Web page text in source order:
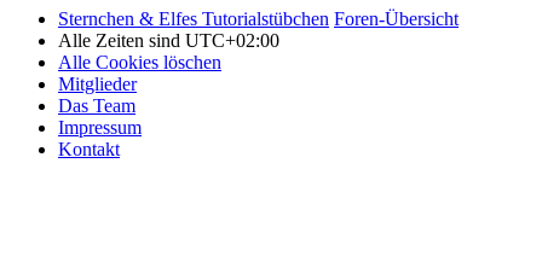
Sternchen & Elfes Tutorialstübchen Foren-Übersicht
Alle Zeiten sind UTC+02:00
Alle Cookies löschen
Mitglieder
Das Team
Impressum
Kontakt